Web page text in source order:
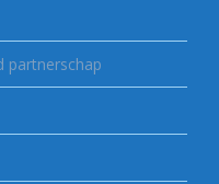
partnerschap